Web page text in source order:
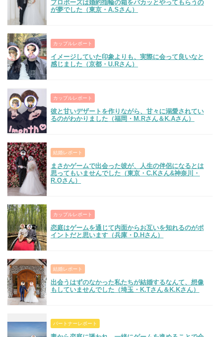
プロポーズは婚約指輪の箱をパカッとやってもらうの
が夢でした（東京・A.Sさん）
カップルレポート
イメージしていた印象よりも、実際に会って良いなと
感じました（京都・U.Rさん）
カップルレポート
彼と甘いデザートを作りながら、甘々に溺愛されてい
るのがわかりました（福岡・M.Rさん＆K.Aさん）
結婚レポート
まさかゲームで出会った彼が、人生の伴侶になるとは
思ってもいませんでした（東京・C.Kさん&神奈川・
R.Oさん）
カップルレポート
恋庭はゲームを通じて内面からお互いを知れるのがポ
イントだと思います（兵庫・D.Hさん）
結婚レポート
出会うはずのなかった私たちが結婚するなんて、想像
もしていませんでした（埼玉・K.Tさん＆K.Kさん）
パートナーレポート